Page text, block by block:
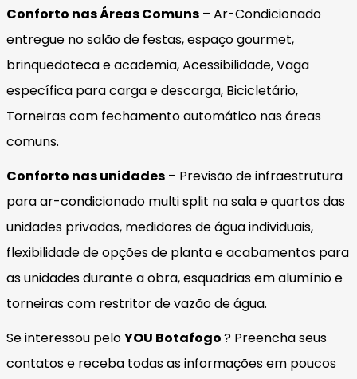
Conforto nas Áreas Comuns – Ar-Condicionado
entregue no salão de festas, espaço gourmet,
brinquedoteca e academia, Acessibilidade, Vaga
específica para carga e descarga, Bicicletário,
Torneiras com fechamento automático nas áreas
comuns.
Conforto nas unidades – Previsão de infraestrutura
para ar-condicionado multi split na sala e quartos das
unidades privadas, medidores de água individuais,
flexibilidade de opções de planta e acabamentos para
as unidades durante a obra, esquadrias em alumínio e
torneiras com restritor de vazão de água.
Se interessou peloYOU Botafogo? Preencha seus
contatos e receba todas as informações em poucos